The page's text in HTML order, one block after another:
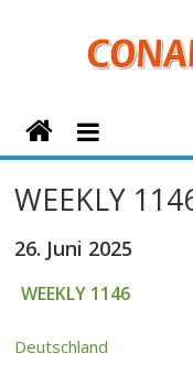
Conan
WEEKLY
26. Juni 2025
WEEKLY 1146
Deutschland